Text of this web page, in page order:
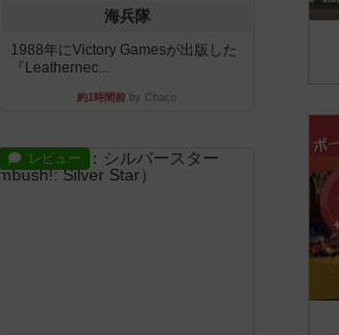
海兵隊
1988年にVictory Gamesが出版した
『Leathernec...
約1時間前 by Chaco
レビュー